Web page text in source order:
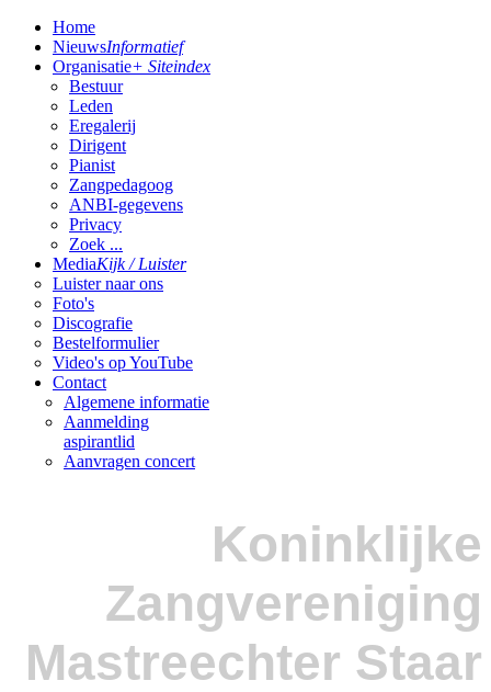
Home
NieuwsInformatief
Organisatie+ Siteindex
Bestuur
Leden
Eregalerij
Dirigent
Pianist
Zangpedagoog
ANBI-gegevens
Privacy
Zoek ...
MediaKijk / Luister
Luister naar ons
Foto's
Discografie
Bestelformulier
Video's op YouTube
Contact
Algemene informatie
Aanmelding
aspirantlid
Aanvragen concert
Koninklijke
Zangvereniging
Mastreechter Staar